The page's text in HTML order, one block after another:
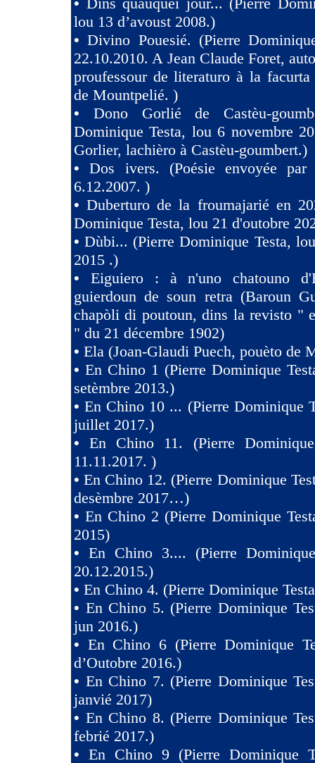
lou 13 d’avoust 2008.)
•Divino Pouesié. (Pierre
22.10.2010. A Jean Claude Foret,
proufessour de literaturo à la
de Mountpelié. )
• Dono Gorlié de Castèu-
Dominique Testa, lou 6 novembre
Gorlier, lachièro à Castèu-goumbert.)
•Dos ivers. (Poésie envoyée
6.12.2007. )
•Duberturo de la froumajarié en
Dominique Testa, lou 21 d'outobre
•Dùbi... (Pierre Dominique Testa,
2015 .)
• Eiguiero : à n'uno chatouno
guierdoun de soun retra (Baroun
chapòli di poutoun, dins la revisto "
" du 21 décembre 1902)
• Ela (Joan-Glaudi Puech, pouèto de
• En Chino 1 (Pierre Dominique
setèmbre 2013.)
•En Chino 10 ... (Pierre Dominique
juillet 2017.)
•En Chino 11. (Pierre
11.11.2017. )
•En Chino 12. (Pierre Dominique
desèmbre 2017…)
• En Chino 2 (Pierre Dominique
2015)
• En Chino 3.... (Pierre
20.12.2015.)
• En Chino 4. (Pierre Dominique
• En Chino 5. (Pierre Dominique
jun 2016.)
• En Chino 6 (Pierre Dominique
d’Outobre 2016.)
• En Chino 7. (Pierre Dominique
janvié 2017)
• En Chino 8. (Pierre Dominique
febrié 2017.)
• En Chino 9 (Pierre Dominique